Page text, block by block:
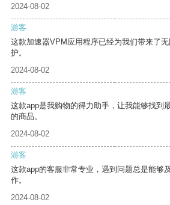
2024-08-02
游客
这款加速器VPM应用程序已经为我们带来了
护。
2024-08-02
游客
这款app是我购物的得力助手，让我能够找到
的商品。
2024-08-02
游客
这款app的客服非常专业，遇到问题总是能够
作。
2024-08-02